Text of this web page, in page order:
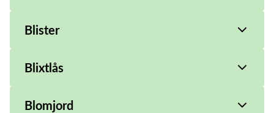
Blister
Blixtlås
Blomjord